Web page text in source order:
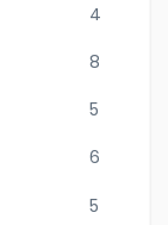
4
8
5
6
5